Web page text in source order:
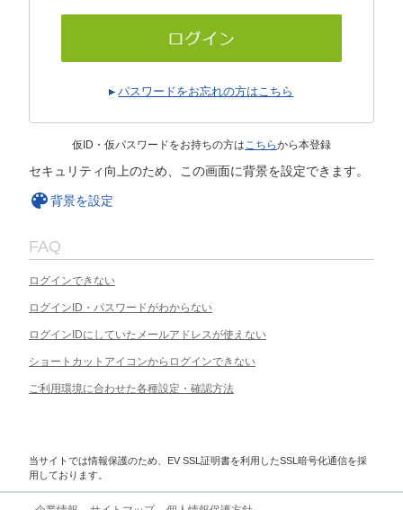
パスワードをお忘れの方はこちら
仮ID・仮パスワードをお持ちの方はこちらから本登録
セキュリティ向上のため、この画面に背景を設定できます。
背景を設定
FAQ
ログインできない
ログインID・パスワードがわからない
ログインIDにしていたメールアドレスが使えない
ショートカットアイコンからログインできない
ご利用環境に合わせた各種設定・確認方法
当サイトでは情報保護のため、EV SSL証明書を利用したSSL暗号化通信を採
用しております。